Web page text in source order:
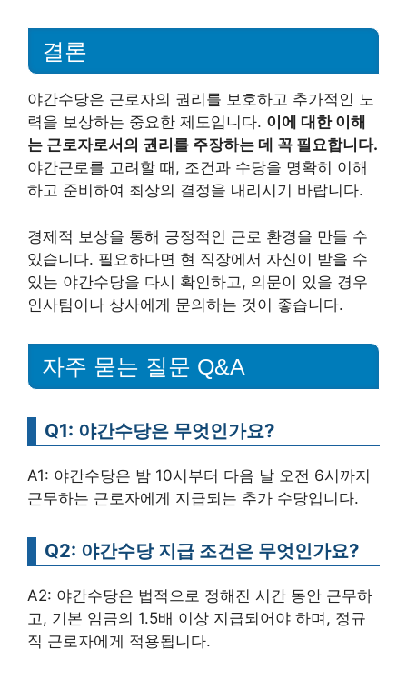
결론
야간수당은 근로자의 권리를 보호하고 추가적인 노
력을 보상하는 중요한 제도입니다. 이에 대한 이해
는 근로자로서의 권리를 주장하는 데 꼭 필요합니다.
야간근로를 고려할 때, 조건과 수당을 명확히 이해
하고 준비하여 최상의 결정을 내리시기 바랍니다.
경제적 보상을 통해 긍정적인 근로 환경을 만들 수
있습니다. 필요하다면 현 직장에서 자신이 받을 수
있는 야간수당을 다시 확인하고, 의문이 있을 경우
인사팀이나 상사에게 문의하는 것이 좋습니다.
자주 묻는 질문 Q&A
Q1: 야간수당은 무엇인가요?
A1: 야간수당은 밤 10시부터 다음 날 오전 6시까지
근무하는 근로자에게 지급되는 추가 수당입니다.
Q2: 야간수당 지급 조건은 무엇인가요?
A2: 야간수당은 법적으로 정해진 시간 동안 근무하
고, 기본 임금의 1.5배 이상 지급되어야 하며, 정규
직 근로자에게 적용됩니다.